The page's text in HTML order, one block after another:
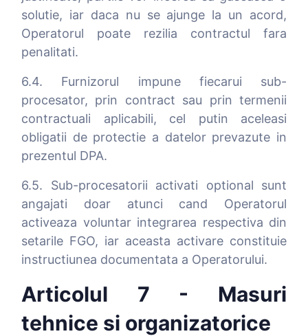
solutie, iar daca nu se ajunge la un acord,
Operatorul poate rezilia contractul fara
penalitati.
6.4. Furnizorul impune fiecarui sub-
procesator, prin contract sau prin termenii
contractuali aplicabili, cel putin aceleasi
obligatii de protectie a datelor prevazute in
prezentul DPA.
6.5. Sub-procesatorii activati optional sunt
angajati doar atunci cand Operatorul
activeaza voluntar integrarea respectiva din
setarile FGO, iar aceasta activare constituie
instructiunea documentata a Operatorului.
Articolul 7 - Masuri
tehnice si organizatorice